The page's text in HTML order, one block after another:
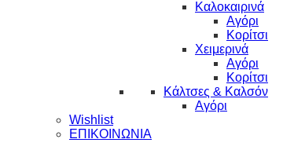
Καλοκαιρινά
Αγόρι
Κορίτσι
Χειμερινά
Αγόρι
Κορίτσι
Κάλτσες & Καλσόν
Αγόρι
Wishlist
ΕΠΙΚΟΙΝΩΝΙΑ